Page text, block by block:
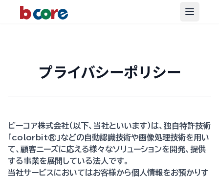
Open
プライバシーポリシー
ビーコア株式会社（以下、当社といいます）は、独自特許技術
「colorbit®」などの自動認識技術や画像処理技術を用い
て、顧客ニーズに応える様々なソリューションを開発、提供
する事業を展開している法人です。
当社サービスにおいてはお客様から個人情報をお預かりす